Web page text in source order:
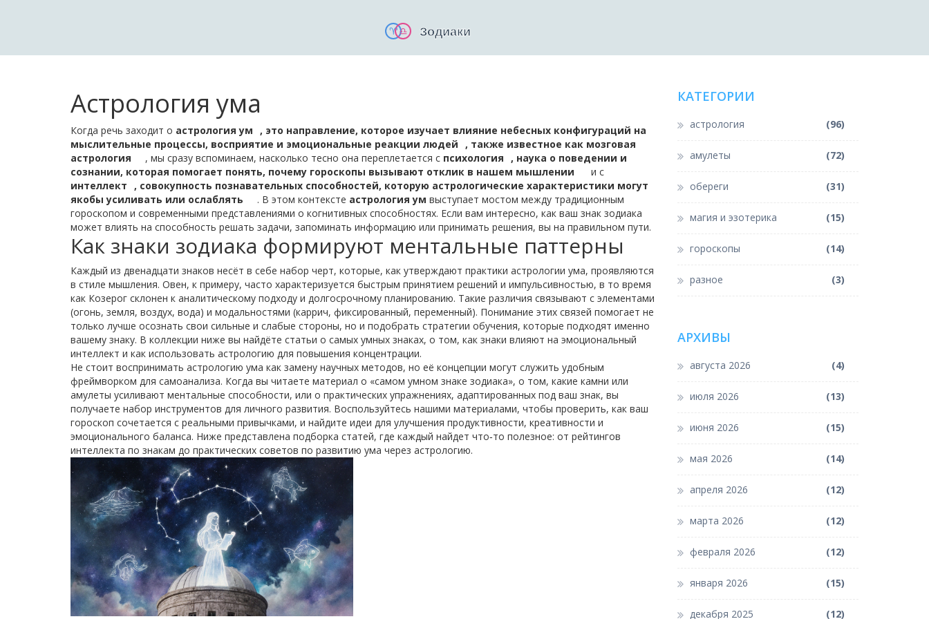
Астрология ума
Когда речь заходит о астрология ум , это направление, которое изучает влияние небесных конфигураций на
мыслительные процессы, восприятие и эмоциональные реакции людей
, также известное как мозговая
астрология
, мы сразу вспоминаем, насколько тесно она переплетается с психология , наука о поведении и
сознании, которая помогает понять, почему гороскопы вызывают отклик в нашем мышлении
и с
интеллект
, совокупность познавательных способностей, которую астрологические характеристики могут
якобы усиливать или ослаблять
. В этом контексте астрология ум выступает мостом между традиционным
гороскопом и современными представлениями о когнитивных способностях. Если вам интересно, как ваш знак зодиака
может влиять на способность решать задачи, запоминать информацию или принимать решения, вы на правильном пути.
Как знаки зодиака формируют ментальные паттерны
Каждый из двенадцати знаков несёт в себе набор черт, которые, как утверждают практики астрологии ума, проявляются
в стиле мышления. Овен, к примеру, часто характеризуется быстрым принятием решений и импульсивностью, в то время
как Козерог склонен к аналитическому подходу и долгосрочному планированию. Такие различия связывают с элементами
(огонь, земля, воздух, вода) и модальностями (каррич, фиксированный, переменный). Понимание этих связей помогает не
только лучше осознать свои сильные и слабые стороны, но и подобрать стратегии обучения, которые подходят именно
вашему знаку. В коллекции ниже вы найдёте статьи о самых умных знаках, о том, как знаки влияют на эмоциональный
интеллект и как использовать астрологию для повышения концентрации.
Не стоит воспринимать астрологию ума как замену научных методов, но её концепции могут служить удобным
фреймворком для самоанализа. Когда вы читаете материал о «самом умном знаке зодиака», о том, какие камни или
амулеты усиливают ментальные способности, или о практических упражнениях, адаптированных под ваш знак, вы
получаете набор инструментов для личного развития. Воспользуйтесь нашими материалами, чтобы проверить, как ваш
гороскоп сочетается с реальными привычками, и найдите идеи для улучшения продуктивности, креативности и
эмоционального баланса. Ниже представлена подборка статей, где каждый найдет что‑то полезное: от рейтингов
интеллекта по знакам до практических советов по развитию ума через астрологию.
КАТЕГОРИИ
астрология (96)
амулеты (72)
обереги (31)
магия и эзотерика (15)
гороскопы (14)
разное (3)
АРХИВЫ
августа 2026 (4)
июля 2026 (13)
июня 2026 (15)
мая 2026 (14)
апреля 2026 (12)
марта 2026 (12)
февраля 2026 (12)
января 2026 (15)
декабря 2025 (12)